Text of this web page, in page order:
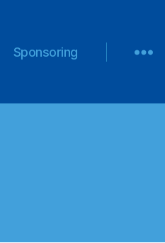
Sponsoring